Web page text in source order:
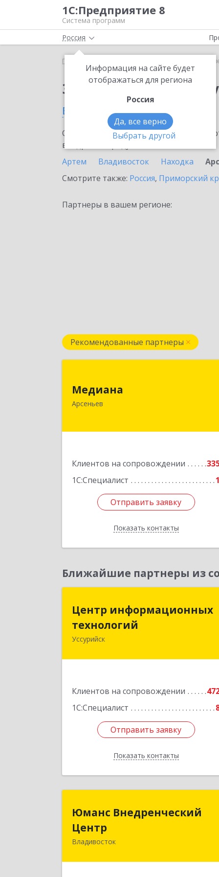
1С:Предприятие 8
Система программ
Россия
Информация на сайте будет
отображаться для региона
Россия
Да, все верно
Выбрать другой
Главная
Заказать Отвечает
в Арсеньеве
Ознакомьтесь с информационными
внедрение продукта.
Артем
Владивосток Находка
Смотрите также: Россия, Приморский
Партнеры в вашем регионе:
Рекомендованные партнеры
Медиана
Арсеньев
Клиентов на сопровождении
1С:Специалист
1
Отправить заявку
Показать контакты
692330, Приморский край, Арсеньев г,
Ломоносова ул, дом № 24, кв.1
Отправить заявку
Назад
Ближайшие партнеры из
Центр информационных
технологий
Уссурийск
Клиентов на сопровождении
1С:Специалист
Отправить заявку
Показать контакты
Центр информационных
технологий
692512, Приморский край, Уссурийск
Отправить заявку
Назад
Юманс Внедренческий
Центр
Владивосток
Юманс Внедренческий
Центр